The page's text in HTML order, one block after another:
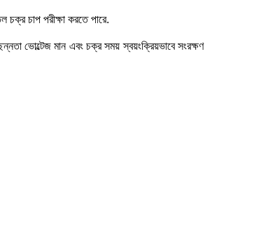
চক্র চাপ পরীক্ষা করতে পারে.
ভোল্টেজ মান এবং চক্র সময় স্বয়ংক্রিয়ভাবে সংরক্ষণ